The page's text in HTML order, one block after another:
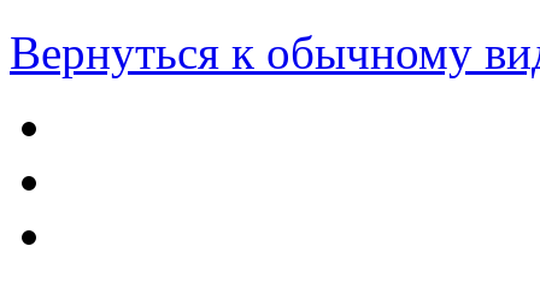
Вернуться к обычному